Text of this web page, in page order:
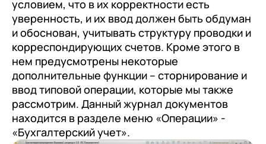
условием, что в их корректности есть
уверенность, и их ввод должен быть обдуман
и обоснован, учитывать структуру проводки и
корреспондирующих счетов. Кроме этого в
нем предусмотрены некоторые
дополнительные функции – сторнирование и
ввод типовой операции, которые мы также
рассмотрим. Данный журнал документов
находится в разделе меню «Операции» -
«Бухгалтерский учет».
Переход с Terrasoft CRM на 1С:CRM или
1С-Битрикс 24
документооборот (КЭДО)
1С:Кабинет сотрудника
Внутренний документооборот (СЭД)
1С:Документооборот 8
Управление финансами (FRP)
1С:Управление холдингом
WA:Финансист
Прочие отрасли
Контакты
Релокация
Грейды
Истории успеха
Отзывы сотрудников